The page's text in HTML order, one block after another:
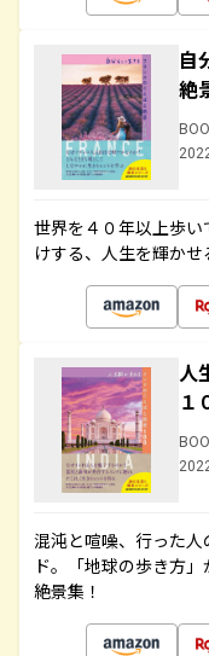
自
絶
世界を４０年以上歩
けする、人生を輝か
人
１
混沌と喧噪、行った
ド。「地球の歩き方
絶景集！